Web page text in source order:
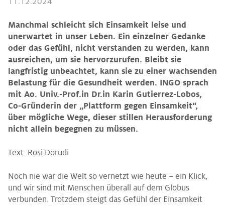
Manchmal schleicht sich Einsamkeit leise und
unerwartet in unser Leben. Ein einzelner Gedanke
oder das Gefühl, nicht verstanden zu werden, kann
ausreichen, um sie hervorzurufen. Bleibt sie
langfristig unbeachtet, kann sie zu einer wachsenden
Belastung für die Gesundheit werden. INGO sprach
mit Ao. Univ.-Prof.in Dr.in Karin Gutierrez-Lobos,
Co-Gründerin der „Plattform gegen Einsamkeit“,
über mögliche Wege, dieser stillen Herausforderung
nicht allein begegnen zu müssen.
Text: Rosi Dorudi
Noch nie war die Welt so vernetzt wie heute – ein Klick,
und wir sind mit Menschen überall auf dem Globus
verbunden. Trotzdem steigt das Gefühl der Einsamkeit